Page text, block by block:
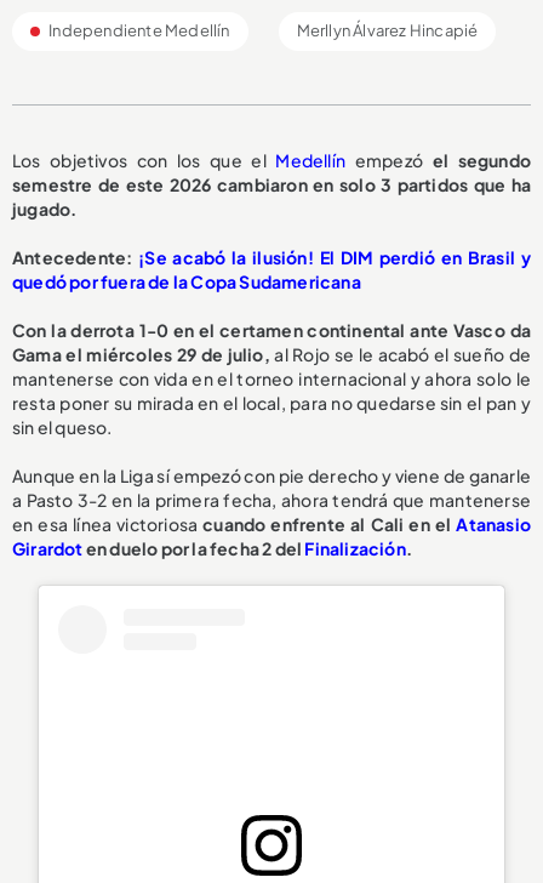
Independiente Medellín Merllyn Álvarez Hincapié
Los objetivos con los que el Medellín empezóel segundo
semestre de este 2026 cambiaron en solo 3 partidos que ha
jugado.
Antecedente: ¡Se acabó la ilusión! El DIM perdió en Brasil y
quedó por fuera de la Copa Sudamericana
Con la derrota 1-0 en el certamen continental ante Vasco da
Gama el miércoles 29 de julio, al Rojo se le acabó el sueño de
mantenerse con vida en el torneo internacional y ahora solo le
resta poner su mirada en el local, para no quedarse sin el pan y
sin el queso.
Aunque en la Liga sí empezó con pie derecho y viene de ganarle
a Pasto 3-2 en la primera fecha, ahora tendrá que mantenerse
en esa línea victoriosacuando enfrente al Cali en elAtanasio
Girardoten duelo por la fecha 2 del Finalización.